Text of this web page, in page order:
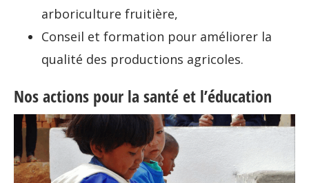
arboriculture fruitière,
Conseil et formation pour améliorer la
qualité des productions agricoles.
Nos actions pour la santé et l’éducation